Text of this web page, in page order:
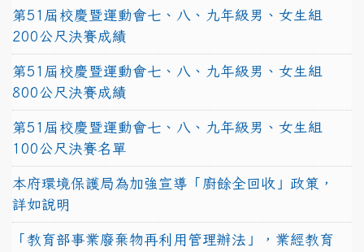
第51屆校慶暨運動會七、八、九年級男、女生組
200公尺決賽成績
第51屆校慶暨運動會七、八、九年級男、女生組
800公尺決賽成績
第51屆校慶暨運動會七、八、九年級男、女生組
100公尺決賽名單
本府環境保護局為加強宣導「廚餘全回收」政策，
詳如說明
「教育部事業廢棄物再利用管理辦法」，業經教育